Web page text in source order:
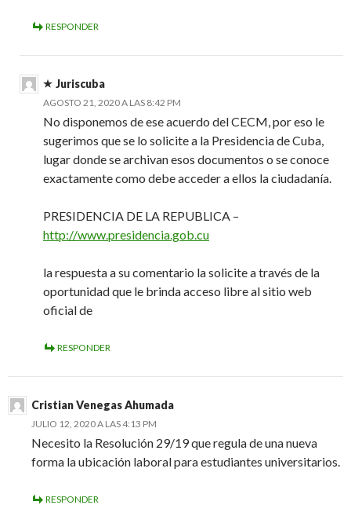
RESPONDER
Juriscuba
AGOSTO 21, 2020 A LAS 8:42 PM
No disponemos de ese acuerdo del CECM, por eso le
sugerimos que se lo solicite a la Presidencia de Cuba,
lugar donde se archivan esos documentos o se conoce
exactamente como debe acceder a ellos la ciudadanía.
PRESIDENCIA DE LA REPUBLICA –
http://www.presidencia.gob.cu
la respuesta a su comentario la solicite a través de la
oportunidad que le brinda acceso libre al sitio web
oficial de
RESPONDER
Cristian Venegas Ahumada
JULIO 12, 2020 A LAS 4:13 PM
Necesito la Resolución 29/19 que regula de una nueva
forma la ubicación laboral para estudiantes universitarios.
RESPONDER